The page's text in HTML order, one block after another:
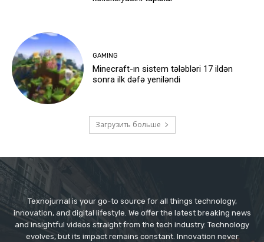
GAMING
Minecraft-ın sistem tələbləri 17 ildən
sonra ilk dəfə yeniləndi
Загрузить больше
Texnojurnal is your go-to source for all things technology,
innovation, and digital lifestyle. We offer the latest breaking news
and insightful videos straight from the tech industry. Technology
evolves, but its impact remains constant. Innovation never